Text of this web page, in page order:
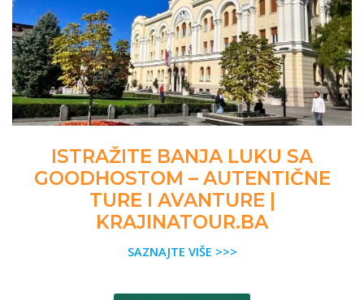
ISTRAŽITE BANJA LUKU SA
GOODHOSTOM – AUTENTIČNE
TURE I AVANTURE |
KRAJINATOUR.BA
SAZNAJTE VIŠE >>>